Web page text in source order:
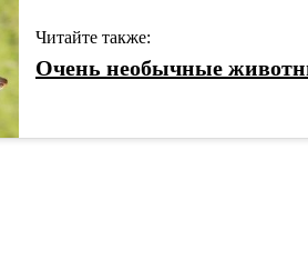
Читайте также:
Очень необычные